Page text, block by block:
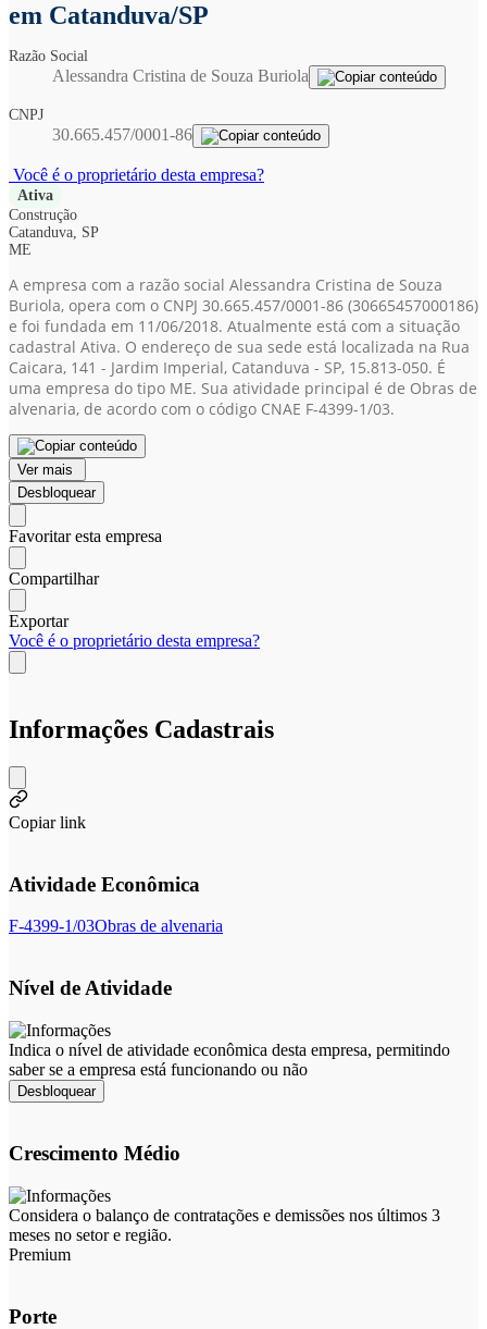
em Catanduva/SP
Razão Social
Alessandra Cristina de Souza Buriola
CNPJ
30.665.457/0001-86
Você é o proprietário desta empresa?
Ativa
Construção
Catanduva, SP
ME
A empresa com a razão social Alessandra Cristina de Souza
Buriola, opera com o CNPJ 30.665.457/0001-86 (30665457000186)
e foi fundada em 11/06/2018. Atualmente está com a situação
cadastral Ativa. O endereço de sua sede está localizada na Rua
Caicara, 141 - Jardim Imperial, Catanduva - SP, 15.813-050. É
uma empresa do tipo ME. Sua atividade principal é de Obras de
alvenaria, de acordo com o código CNAE F-4399-1/03.
Ver mais
Desbloquear
Favoritar esta empresa
Compartilhar
Exportar
Você é o proprietário desta empresa?
Informações Cadastrais
Copiar link
Atividade Econômica
F-4399-1/03Obras de alvenaria
Nível de Atividade
Indica o nível de atividade econômica desta empresa, permitindo
saber se a empresa está funcionando ou não
Desbloquear
Crescimento Médio
Considera o balanço de contratações e demissões nos últimos 3
meses no setor e região.
Premium
Porte